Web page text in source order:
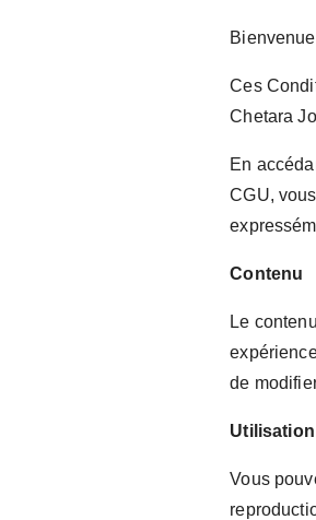
Ces
Chetara
En
CGU,
Contenu
Le
de
Vous